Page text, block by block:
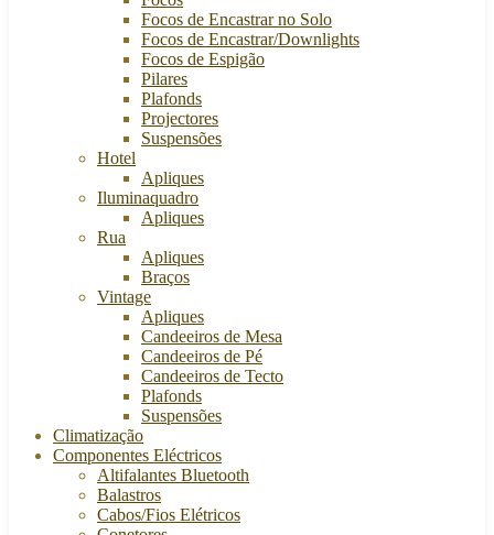
Focos de Encastrar no Solo
Focos de Encastrar/Downlights
Focos de Espigão
Pilares
Plafonds
Projectores
Suspensões
Hotel
Apliques
Iluminaquadro
Apliques
Rua
Apliques
Braços
Vintage
Apliques
Candeeiros de Mesa
Candeeiros de Pé
Candeeiros de Tecto
Plafonds
Suspensões
Climatização
Componentes Eléctricos
Altifalantes Bluetooth
Balastros
Cabos/Fios Elétricos